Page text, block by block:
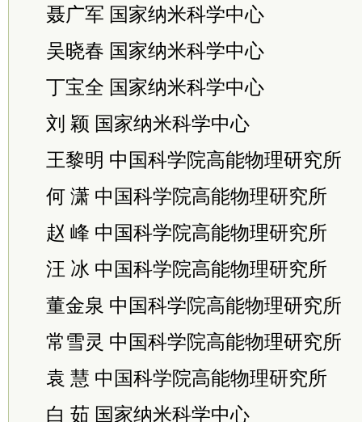
聂广军 国家纳米科学中心
吴晓春 国家纳米科学中心
丁宝全 国家纳米科学中心
刘 颖 国家纳米科学中心
王黎明 中国科学院高能物理研究所
何 潇 中国科学院高能物理研究所
赵 峰 中国科学院高能物理研究所
汪 冰 中国科学院高能物理研究所
董金泉 中国科学院高能物理研究所
常雪灵 中国科学院高能物理研究所
袁 慧 中国科学院高能物理研究所
白 茹 国家纳米科学中心